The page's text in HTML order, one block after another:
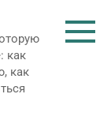
как
как